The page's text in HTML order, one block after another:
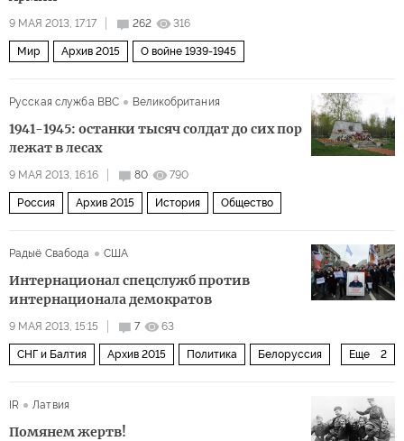
9 МАЯ 2013, 17:17 262 316
Мир Архив 2015 О войне 1939-1945
Русская служба BBC Великобритания
1941-1945: останки тысяч солдат до сих пор
лежат в лесах
9 МАЯ 2013, 16:16 80 790
Россия Архив 2015 История Общество
Радыё Свабода США
Интернационал спецслужб против
интернационала демократов
9 МАЯ 2013, 15:15 7 63
Еще 2
СНГ и Балтия Архив 2015 Политика Белоруссия
IR
Латвия
Помянем жертв!